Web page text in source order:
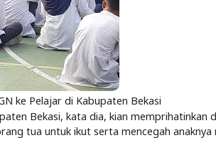
ke Pelajar di Kabupaten Bekasi
Bekasi, kata dia, kian
tua untuk ikut serta mencegah